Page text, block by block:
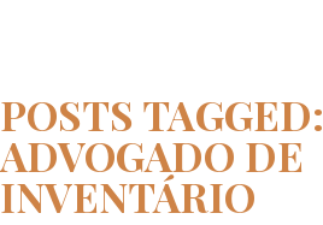
POSTS TAGGED:
ADVOGADO DE
INVENTÁRIO